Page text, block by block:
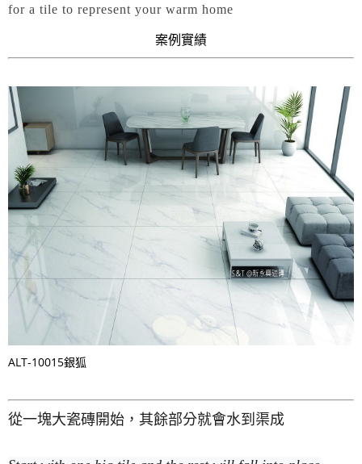
for a tile to represent your warm home
案例實績
ALT-10015銀狐
從一塊大瓷磚開始，其餘部分就會水到渠成